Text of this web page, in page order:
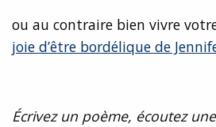
ou au contraire bien vivre
joie d’être bordélique de
Écrivez un poème, écoutez